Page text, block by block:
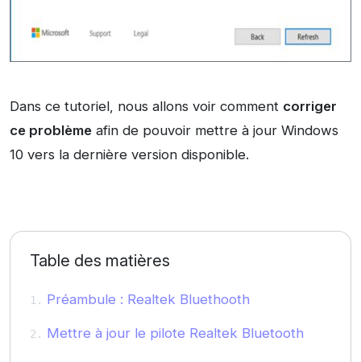
Dans ce tutoriel, nous allons voir comment corriger
ce problème afin de pouvoir mettre à jour Windows
10 vers la dernière version disponible.
Table des matières
Préambule : Realtek Bluethooth
Mettre à jour le pilote Realtek Bluetooth